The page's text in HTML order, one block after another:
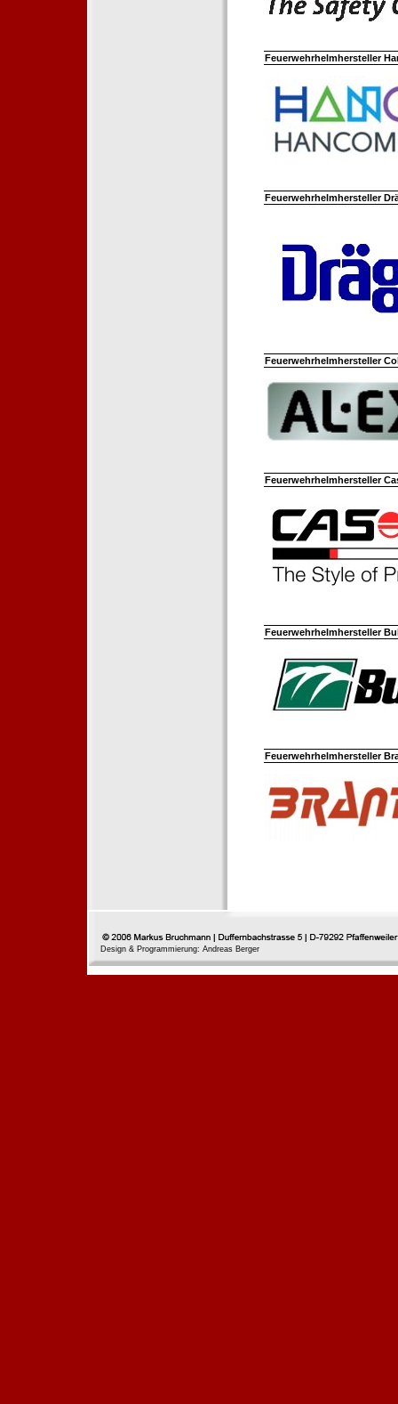
Feuerwehrhelmhersteller
Feuerwehrhelmhersteller
Feuerwehrhelmhersteller
Feuerwehrhelmhersteller
Feuerwehrhelmhersteller
Feuerwehrhelmhersteller
Design & Programmierung: Andreas Berger